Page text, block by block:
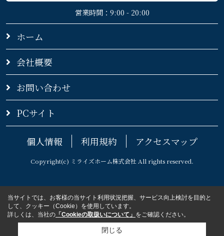
営業時間：9:00 - 20:00
ホーム
会社概要
お問い合わせ
PCサイト
個人情報 利用規約 アクセスマップ
Copyright(c) ミライズホーム株式会社 All rights reserved.
当サイトでは、お客様の当サイト利用状況把握、サービス向上検討を目的と
して、クッキー（Cookie）を使用しています。
詳しくは、当社の 「Cookieの取扱いについて」 をご確認ください。
閉じる